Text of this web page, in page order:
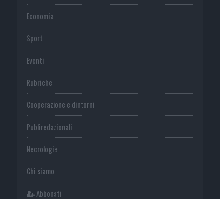
Economia
Sport
Eventi
Rubriche
Cooperazione e dintorni
Publiredazionali
Necrologie
Chi siamo
Abbonati